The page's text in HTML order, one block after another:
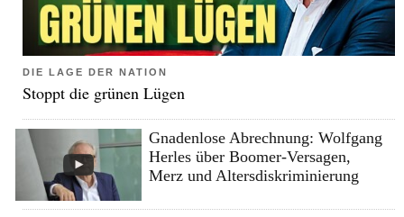
DIE LAGE DER NATION
Stoppt die grünen Lügen
Gnadenlose Abrechnung: Wolfgang
Herles über Boomer-Versagen,
Merz und Altersdiskriminierung